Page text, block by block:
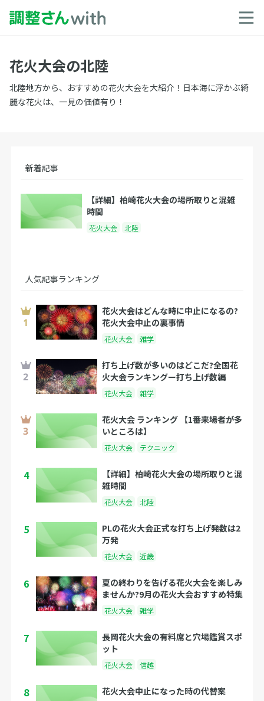
花火大会の北陸
北陸地方から、おすすめの花火大会を大紹介！日本海に浮かぶ綺
麗な花火は、一見の価値有り！
新着記事
【詳細】柏崎花火大会の場所取りと混雑
時間
花火大会 北陸
人気記事ランキング
花火大会はどんな時に中止になるの?
花火大会中止の裏事情
花火大会 雑学
打ち上げ数が多いのはどこだ?全国花
火大会ランキングー打ち上げ数編
花火大会 雑学
花火大会 ランキング 【1番来場者が多
いところは】
花火大会 テクニック
4
【詳細】柏崎花火大会の場所取りと混
雑時間
花火大会 北陸
5
PLの花火大会正式な打ち上げ発数は2
万発
花火大会 近畿
6
夏の終わりを告げる花火大会を楽しみ
ませんか?9月の花火大会おすすめ特集
花火大会 雑学
7
長岡花火大会の有料席と穴場鑑賞スポ
ット
花火大会 信越
8 花火大会中止になった時の代替案